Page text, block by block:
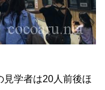
見学者は20人前後ほ